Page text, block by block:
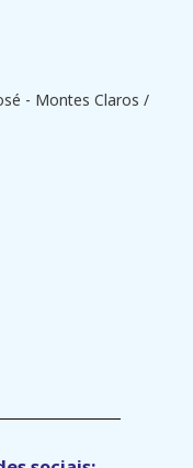
- Montes Claros /